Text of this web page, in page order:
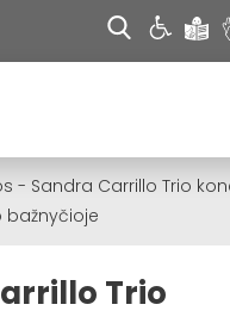
- Sandra Carrillo Trio
bažnyčioje
Trio